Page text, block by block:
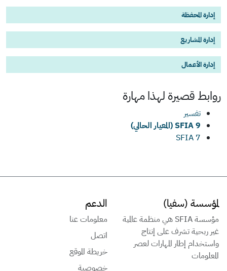
إدارة المحفظة
إدارة المشاريع
إدارة الأعمال
روابط قصيرة لهذامهارة
تفسير
SFIA 9 (المعيار الحالي)
SFIA 7
لمؤسسة (سفيا)
مؤسسة SFIA هي منظمة عالمية
غير ربحية تشرف على إنتاج
واستخدام إطار المهارات لعصر
المعلومات
الدعم
معلومات عنا
اتصل
خريطة الموقع
خصوصية